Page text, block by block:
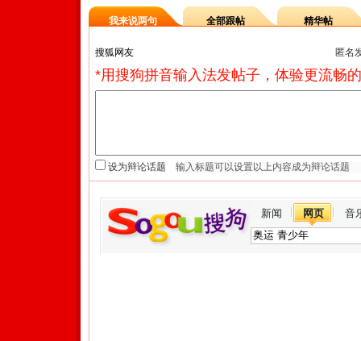
我来说两句 全部跟帖 精华帖
匿名
*用搜狗拼音输入法发帖子，体验更流畅
设为辩论话题
新闻 网页 音